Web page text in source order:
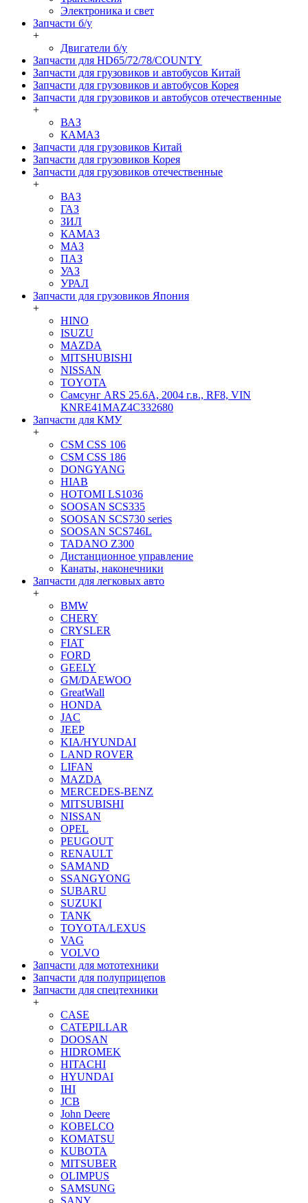
Электроника и свет
Запчасти б/у
+
Двигатели б/у
Запчасти для HD65/72/78/COUNTY
Запчасти для грузовиков и автобусов Китай
Запчасти для грузовиков и автобусов Корея
Запчасти для грузовиков и автобусов отечественные
+
ВАЗ
КАМАЗ
Запчасти для грузовиков Китай
Запчасти для грузовиков Корея
Запчасти для грузовиков отечественные
+
ВАЗ
ГАЗ
ЗИЛ
КАМАЗ
МАЗ
ПАЗ
УАЗ
УРАЛ
Запчасти для грузовиков Япония
+
HINO
ISUZU
MAZDA
MITSHUBISHI
NISSAN
TOYOTA
Самсунг ARS 25.6A, 2004 г.в., RF8, VIN
KNRE41MAZ4C332680
Запчасти для КМУ
+
CSM CSS 106
CSM CSS 186
DONGYANG
HIAB
HOTOMI LS1036
SOOSAN SCS335
SOOSAN SCS730 series
SOOSAN SCS746L
TADANO Z300
Дистанционное управление
Канаты, наконечники
Запчасти для легковых авто
+
BMW
CHERY
CRYSLER
FIAT
FORD
GEELY
GM/DAEWOO
GreatWall
HONDA
JAC
JEEP
KIA/HYUNDAI
LAND ROVER
LIFAN
MAZDA
MERCEDES-BENZ
MITSUBISHI
NISSAN
OPEL
PEUGOUT
RENAULT
SAMAND
SSANGYONG
SUBARU
SUZUKI
TANK
TOYOTA/LEXUS
VAG
VOLVO
Запчасти для мототехники
Запчасти для полуприцепов
Запчасти для спецтехники
+
CASE
CATEPILLAR
DOOSAN
HIDROMEK
HITACHI
HYUNDAI
IHI
JCB
John Deere
KOBELCO
KOMATSU
KUBOTA
MITSUBER
OLIMPUS
SAMSUNG